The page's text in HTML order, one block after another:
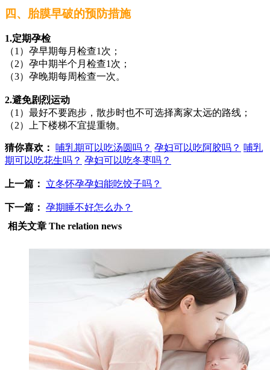
四、胎膜早破的预防措施
1.定期孕检
（1）孕早期每月检查1次；
（2）孕中期半个月检查1次；
（3）孕晚期每周检查一次。
2.避免剧烈运动
（1）最好不要跑步，散步时也不可选择离家太远的路线；
（2）上下楼梯不宜提重物。
猜你喜欢： 哺乳期可以吃汤圆吗？ 孕妇可以吃阿胶吗？ 哺乳
期可以吃花生吗？ 孕妇可以吃冬枣吗？
上一篇： 立冬怀孕孕妇能吃饺子吗？
下一篇： 孕期睡不好怎么办？
相关文章 The relation news